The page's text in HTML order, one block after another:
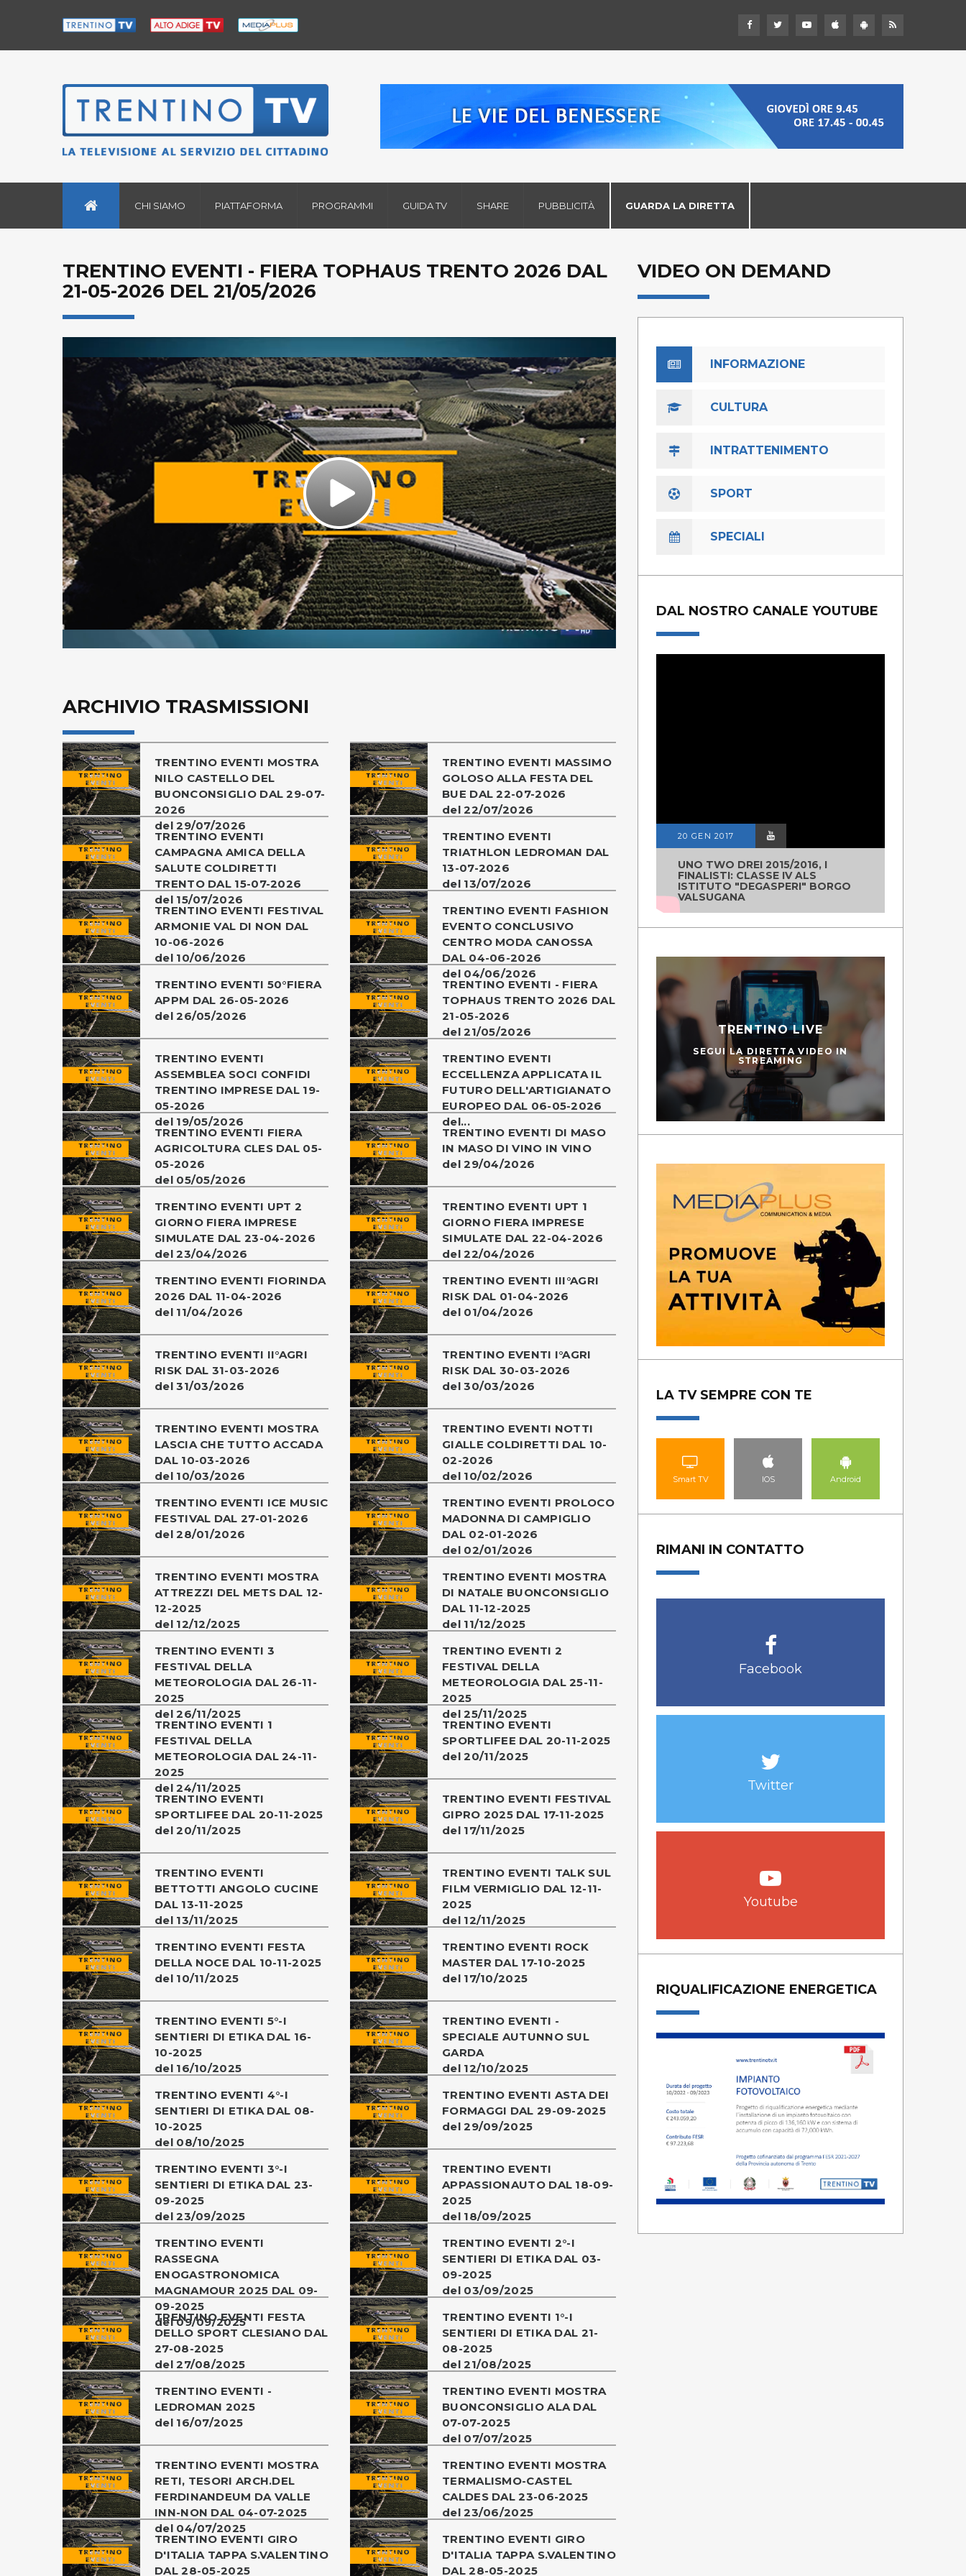
CHI SIAMO PIATTAFORMA PROGRAMMI GUIDA TV SHARE PUBBLICITÀ GUARDA LA DIRETTA
TRENTINO EVENTI - FIERA TOPHAUS TRENTO 2026 DAL
21-05-2026 DEL 21/05/2026
Play
Video
ARCHIVIO TRASMISSIONI
TRENTINO EVENTI MOSTRA
NILO CASTELLO DEL
BUONCONSIGLIO DAL 29-07-
2026
del 29/07/2026
TRENTINO EVENTI MASSIMO
GOLOSO ALLA FESTA DEL
BUE DAL 22-07-2026
del 22/07/2026
TRENTINO EVENTI
CAMPAGNA AMICA DELLA
SALUTE COLDIRETTI
TRENTO DAL 15-07-2026
del 15/07/2026
TRENTINO EVENTI
TRIATHLON LEDROMAN DAL
13-07-2026
del 13/07/2026
TRENTINO EVENTI FESTIVAL
ARMONIE VAL DI NON DAL
10-06-2026
del 10/06/2026
TRENTINO EVENTI FASHION
EVENTO CONCLUSIVO
CENTRO MODA CANOSSA
DAL 04-06-2026
del 04/06/2026
TRENTINO EVENTI 50°FIERA
APPM DAL 26-05-2026
del 26/05/2026
TRENTINO EVENTI - FIERA
TOPHAUS TRENTO 2026 DAL
21-05-2026
del 21/05/2026
TRENTINO EVENTI
ASSEMBLEA SOCI CONFIDI
TRENTINO IMPRESE DAL 19-
05-2026
del 19/05/2026
TRENTINO EVENTI
ECCELLENZA APPLICATA IL
FUTURO DELL'ARTIGIANATO
EUROPEO DAL 06-05-2026
del...
TRENTINO EVENTI FIERA
AGRICOLTURA CLES DAL 05-
05-2026
del 05/05/2026
TRENTINO EVENTI DI MASO
IN MASO DI VINO IN VINO
del 29/04/2026
TRENTINO EVENTI UPT 2
GIORNO FIERA IMPRESE
SIMULATE DAL 23-04-2026
del 23/04/2026
TRENTINO EVENTI UPT 1
GIORNO FIERA IMPRESE
SIMULATE DAL 22-04-2026
del 22/04/2026
TRENTINO EVENTI FIORINDA
2026 DAL 11-04-2026
del 11/04/2026
TRENTINO EVENTI III°AGRI
RISK DAL 01-04-2026
del 01/04/2026
TRENTINO EVENTI II°AGRI
RISK DAL 31-03-2026
del 31/03/2026
TRENTINO EVENTI I°AGRI
RISK DAL 30-03-2026
del 30/03/2026
TRENTINO EVENTI MOSTRA
LASCIA CHE TUTTO ACCADA
DAL 10-03-2026
del 10/03/2026
TRENTINO EVENTI NOTTI
GIALLE COLDIRETTI DAL 10-
02-2026
del 10/02/2026
TRENTINO EVENTI ICE MUSIC
FESTIVAL DAL 27-01-2026
del 28/01/2026
TRENTINO EVENTI PROLOCO
MADONNA DI CAMPIGLIO
DAL 02-01-2026
del 02/01/2026
TRENTINO EVENTI MOSTRA
ATTREZZI DEL METS DAL 12-
12-2025
del 12/12/2025
TRENTINO EVENTI MOSTRA
DI NATALE BUONCONSIGLIO
DAL 11-12-2025
del 11/12/2025
TRENTINO EVENTI 3
FESTIVAL DELLA
METEOROLOGIA DAL 26-11-
2025
del 26/11/2025
TRENTINO EVENTI 2
FESTIVAL DELLA
METEOROLOGIA DAL 25-11-
2025
del 25/11/2025
TRENTINO EVENTI 1
FESTIVAL DELLA
METEOROLOGIA DAL 24-11-
2025
del 24/11/2025
TRENTINO EVENTI
SPORTLIFEE DAL 20-11-2025
del 20/11/2025
TRENTINO EVENTI
SPORTLIFEE DAL 20-11-2025
del 20/11/2025
TRENTINO EVENTI FESTIVAL
GIPRO 2025 DAL 17-11-2025
del 17/11/2025
TRENTINO EVENTI
BETTOTTI ANGOLO CUCINE
DAL 13-11-2025
del 13/11/2025
TRENTINO EVENTI TALK SUL
FILM VERMIGLIO DAL 12-11-
2025
del 12/11/2025
TRENTINO EVENTI FESTA
DELLA NOCE DAL 10-11-2025
del 10/11/2025
TRENTINO EVENTI ROCK
MASTER DAL 17-10-2025
del 17/10/2025
TRENTINO EVENTI 5°-I
SENTIERI DI ETIKA DAL 16-
10-2025
del 16/10/2025
TRENTINO EVENTI -
SPECIALE AUTUNNO SUL
GARDA
del 12/10/2025
TRENTINO EVENTI 4°-I
SENTIERI DI ETIKA DAL 08-
10-2025
del 08/10/2025
TRENTINO EVENTI ASTA DEI
FORMAGGI DAL 29-09-2025
del 29/09/2025
TRENTINO EVENTI 3°-I
SENTIERI DI ETIKA DAL 23-
09-2025
del 23/09/2025
TRENTINO EVENTI
APPASSIONAUTO DAL 18-09-
2025
del 18/09/2025
TRENTINO EVENTI
RASSEGNA
ENOGASTRONOMICA
MAGNAMOUR 2025 DAL 09-
09-2025
del 09/09/2025
TRENTINO EVENTI 2°-I
SENTIERI DI ETIKA DAL 03-
09-2025
del 03/09/2025
TRENTINO EVENTI FESTA
DELLO SPORT CLESIANO DAL
27-08-2025
del 27/08/2025
TRENTINO EVENTI 1°-I
SENTIERI DI ETIKA DAL 21-
08-2025
del 21/08/2025
TRENTINO EVENTI -
LEDROMAN 2025
del 16/07/2025
TRENTINO EVENTI MOSTRA
BUONCONSIGLIO ALA DAL
07-07-2025
del 07/07/2025
TRENTINO EVENTI MOSTRA
RETI, TESORI ARCH.DEL
FERDINANDEUM DA VALLE
INN-NON DAL 04-07-2025
del 04/07/2025
TRENTINO EVENTI MOSTRA
TERMALISMO-CASTEL
CALDES DAL 23-06-2025
del 23/06/2025
TRENTINO EVENTI GIRO
D'ITALIA TAPPA S.VALENTINO
DAL 28-05-2025
TRENTINO EVENTI GIRO
D'ITALIA TAPPA S.VALENTINO
DAL 28-05-2025
VIDEO ON DEMAND
INFORMAZIONE
CULTURA
INTRATTENIMENTO
SPORT
SPECIALI
DAL NOSTRO CANALE YOUTUBE
20 GEN 2017
UNO TWO DREI 2015/2016, I
FINALISTI: CLASSE IV ALS
ISTITUTO "DEGASPERI" BORGO
VALSUGANA
TRENTINO LIVE
SEGUI LA DIRETTA VIDEO IN
STREAMING
LA TV SEMPRE CON TE
Smart TV IOS Android
RIMANI IN CONTATTO
Facebook
Twitter
Youtube
RIQUALIFICAZIONE ENERGETICA